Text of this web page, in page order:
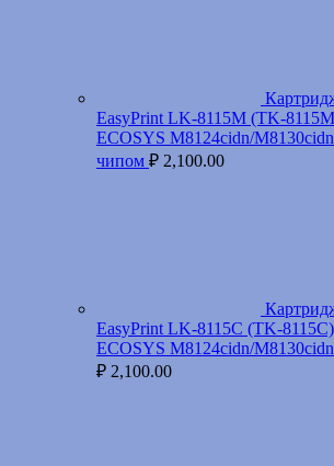
EasyPrint LK-8115M (TK-
ECOSYS M8124cidn/
чипом ₽ 2,100.00
EasyPrint LK-8115C (TK-
ECOSYS M8124cidn/
₽ 2,100.00